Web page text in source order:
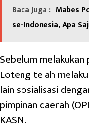
Baca Juga : Mabes
se-Indonesia, Apa
Sebelum melakukan
Loteng telah
lain sosialisasi
pimpinan daerah
KASN.